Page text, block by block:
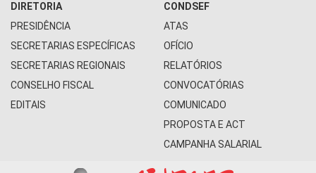
DIRETORIA
PRESIDÊNCIA
SECRETARIAS ESPECÍFICAS
SECRETARIAS REGIONAIS
CONSELHO FISCAL
EDITAIS
CONDSEF
ATAS
OFÍCIO
RELATÓRIOS
CONVOCATÓRIAS
COMUNICADO
PROPOSTA E ACT
CAMPANHA SALARIAL